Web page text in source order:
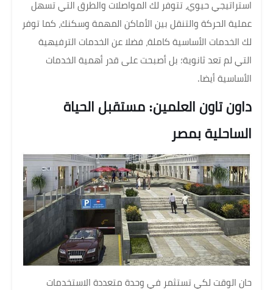
استراتيجي حيوي، تتوفر لك المواصلات والطرق التي تسهل
عملية الحركة والتنقل بين الأماكن المهمة وسكنك، كما توفر
لك الخدمات الأساسية كاملة، فضلا عن الخدمات الترفيهية
التي لم تعد ثانوية؛ بل أصبحت على قدر أهمية الخدمات
الأساسية أيضا.
داون تاون العلمين: مستقبل الحياة
الساحلية بمصر
حان الوقت لكي تستثمر في وحدة متعددة الاستخدمات